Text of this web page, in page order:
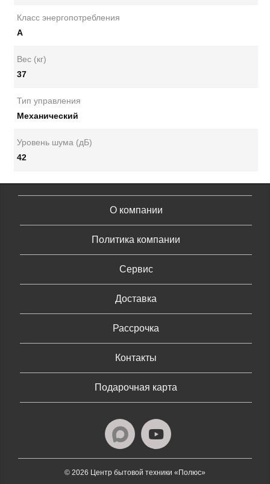
Класс энергопотребления
A
Вес (кг)
37
Тип управления
Механический
Уровень шума (дБ)
42
О компании
Политика компании
Сервис
Доставка
Рассрочка
Контакты
Подарочная карта
© 2026 Центр бытовой техники «Полюс»